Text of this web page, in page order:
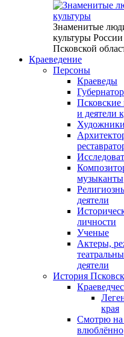
Знаменитые
культуры
Псковской
Краеведение
Персоны
Краеведы
Псковские
и деятели
Художники
музыканты
деятели
личности
Ученые
Актеры,
деятели
История
края
Смотрю на
влюблённо